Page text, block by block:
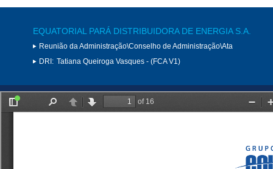
EQUATORIAL PARÁ DISTRIBUIDORA DE ENERGIA S.A.
Reunião da Administração\Conselho de Administração\Ata
DRI: Tatiana Queiroga Vasques - (FCA V1)